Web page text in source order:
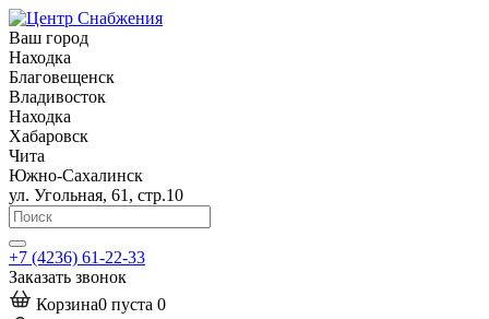
Ваш город
Находка
Благовещенск
Владивосток
Находка
Хабаровск
Чита
Южно-Сахалинск
ул. Угольная, 61, стр.10
+7 (4236) 61-22-33
Заказать звонок
Корзина0 пуста 0